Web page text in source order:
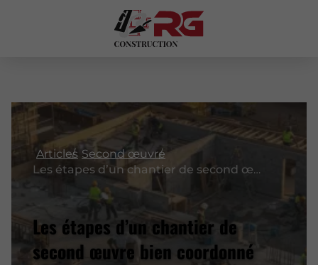
Articles Second œuvre
Les étapes d’un chantier de second œuvre bien coordonné
Les étapes d’un chantier de
second œuvre bien coordonné